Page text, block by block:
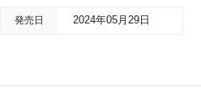
発売日 2024年05月29日